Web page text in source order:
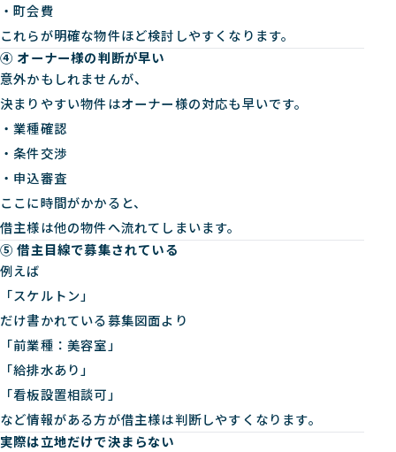
・町会費
これらが明確な物件ほど検討しやすくなります。
④ オーナー様の判断が早い
意外かもしれませんが、
決まりやすい物件はオーナー様の対応も早いです。
・業種確認
・条件交渉
・申込審査
ここに時間がかかると、
借主様は他の物件へ流れてしまいます。
⑤ 借主目線で募集されている
例えば
「スケルトン」
だけ書かれている募集図面より
「前業種：美容室」
「給排水あり」
「看板設置相談可」
など情報がある方が借主様は判断しやすくなります。
実際は立地だけで決まらない